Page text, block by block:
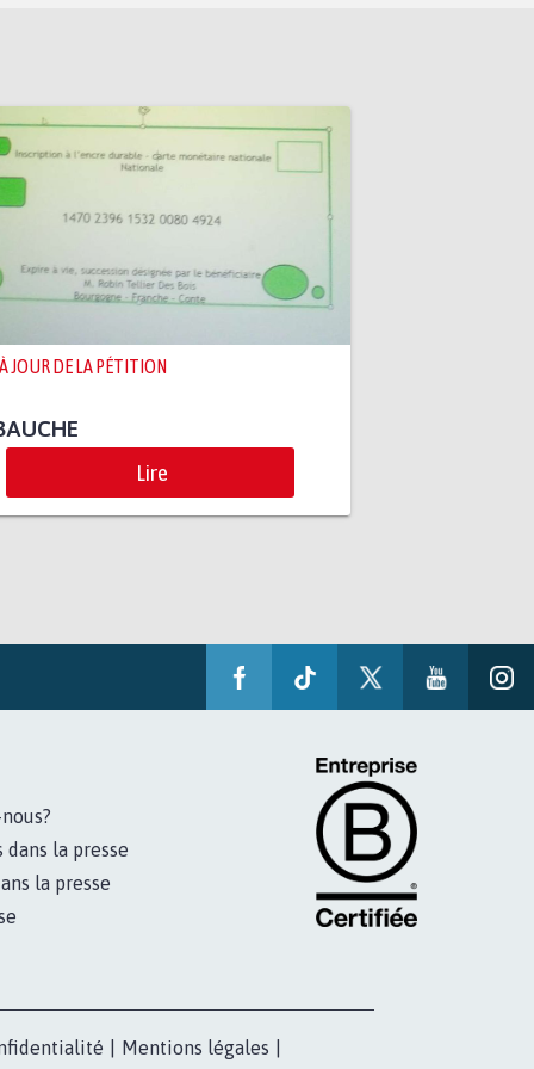
JOUR DE LA PÉTITION
Lire
dans la presse
la presse
Mentions légales